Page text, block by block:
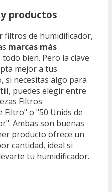
productos
filtros de humidificador,
marcas más
todo bien. Pero la clave
mejor a tus
si necesitas algo para
, puedes elegir entre
Filtros
Filtro" o "50 Unids de
Ambas son buenas
producto ofrece un
cantidad, ideal si
tu humidificador.